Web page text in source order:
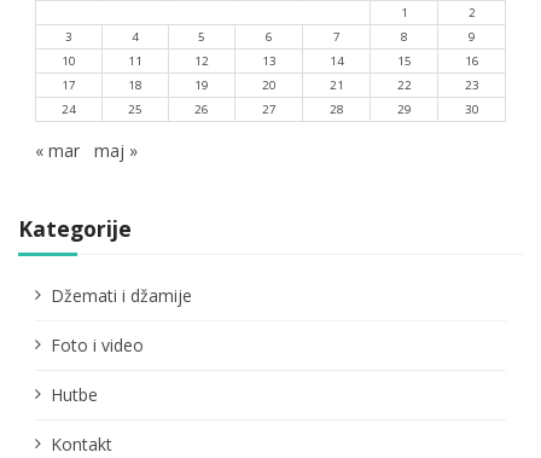
1
2
3
4 5 6 7 8
9
10
11 12 13 14 15
16
17
18 19 20 21 22
23
24
25 26 27 28 29 30
« mar maj »
Kategorije
Džemati i džamije
Foto i video
Hutbe
Kontakt